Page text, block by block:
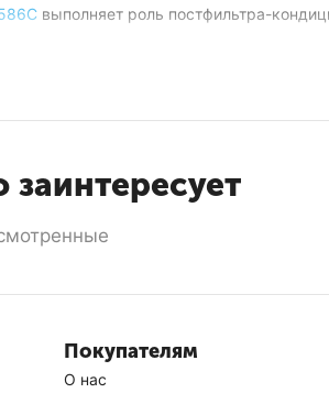
выполняет роль постфильтра-
поставки
предустановлены)
Покупателям
О нас